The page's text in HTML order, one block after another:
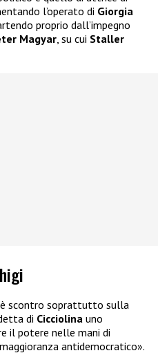
l’operato di Giorgia
proprio dall’impegno
Magyar, su cui Staller
è scontro soprattutto sulla
di Cicciolina uno
il potere nelle mani di
antidemocratico».